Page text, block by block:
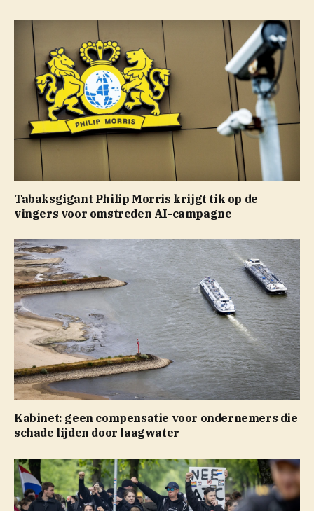
Tabaksgigant Philip Morris krijgt tik op de
vingers voor omstreden AI-campagne
Kabinet: geen compensatie voor ondernemers die
schade lijden door laagwater